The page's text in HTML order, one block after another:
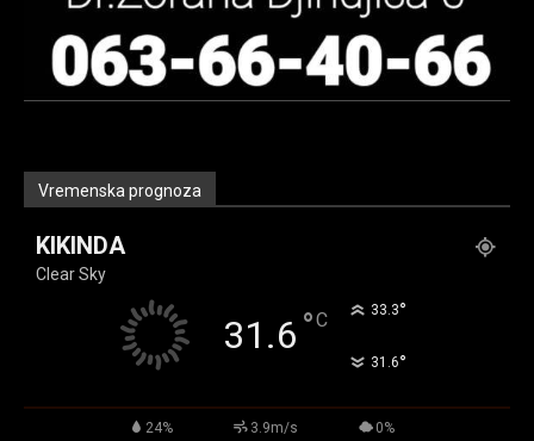
Vremenska prognoza
KIKINDA
Clear Sky
31.6 °C 33.3°
31.6°
24% 3.9m/s 0%